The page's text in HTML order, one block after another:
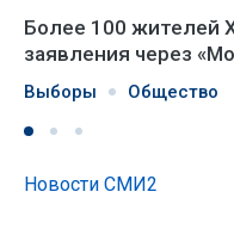
Более 100 жителей
заявления через
Выборы Общество
Новости СМИ2